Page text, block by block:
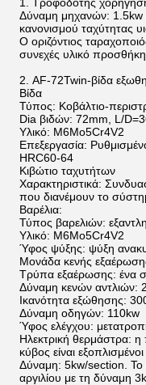
Δύναμη μηχανών: 1.5kw
κανονισμού ταχύτητας
Ο οριζόντιος
συνεχές υλικό
2. AF-72Twin-βίδα
Βίδα
Τύπος: Κοβάλτιο-
Dia βιδών: 72mm, L/
Υλικό: M6Mo5Cr4V2
Επεξεργασία:
HRC60-64
Κιβώτιο ταχυτήτων
Χαρακτηριστικά:
που διανέμουν το
Βαρέλια:
Τύπος βαρελιών:
Υλικό: M6Mo5Cr4V2
Ύφος ψύξης: ψύξη
Μονάδα κενής
Τρύπα εξαέρωσης: ένα
Δύναμη κενών αντλιών:
Ικανότητα εξώθησης:
Δύναμη οδηγών: 110kw
Ύφος ελέγχου:
Ηλεκτρική θερμάστρα:
κύβος είναι
Δύναμη: 5kw/section. Το
αργιλίου με τη δύναμη